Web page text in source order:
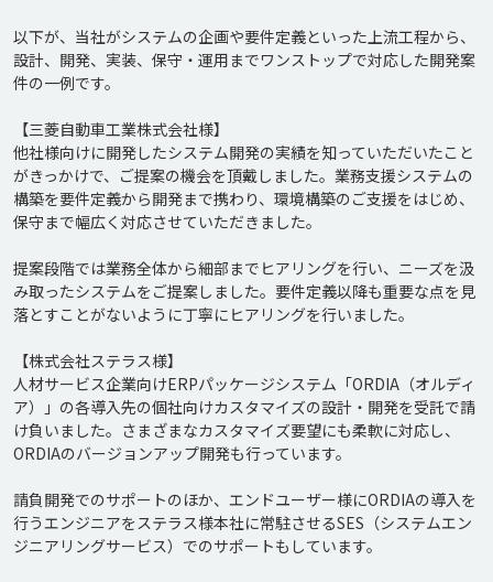
以下が、当社がシステムの企画や要件定義といった上流工程から、
設計、開発、実装、保守・運用までワンストップで対応した開発案
件の一例です。
【三菱自動車工業株式会社様】
他社様向けに開発したシステム開発の実績を知っていただいたこと
がきっかけで、ご提案の機会を頂戴しました。業務支援システムの
構築を要件定義から開発まで携わり、環境構築のご支援をはじめ、
保守まで幅広く対応させていただきました。
提案段階では業務全体から細部までヒアリングを行い、ニーズを汲
み取ったシステムをご提案しました。要件定義以降も重要な点を見
落とすことがないように丁寧にヒアリングを行いました。
【株式会社ステラス様】
人材サービス企業向けERPパッケージシステム「ORDIA（オルディ
ア）」の各導入先の個社向けカスタマイズの設計・開発を受託で請
け負いました。さまざまなカスタマイズ要望にも柔軟に対応し、
ORDIAのバージョンアップ開発も行っています。
請負開発でのサポートのほか、エンドユーザー様にORDIAの導入を
行うエンジニアをステラス様本社に常駐させるSES（システムエン
ジニアリングサービス）でのサポートもしています。